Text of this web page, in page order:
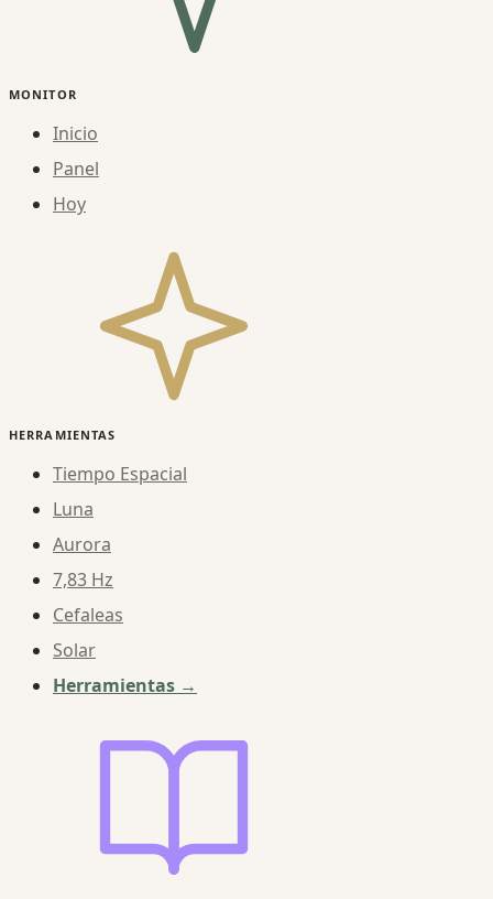
MONITOR
Inicio
Panel
Hoy
HERRAMIENTAS
Tiempo Espacial
Luna
Aurora
7,83 Hz
Cefaleas
Solar
Herramientas →